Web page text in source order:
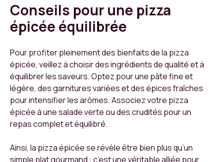
Conseils pour une pizza
épicée équilibrée
Pour profiter pleinement des bienfaits de la pizza
épicée, veillez à choisir des ingrédients de qualité et à
équilibrer les saveurs. Optez pour une pâte fine et
légère, des garnitures variées et des épices fraîches
pour intensifier les arômes. Associez votre pizza
épicée à une salade verte ou des crudités pour un
repas complet et équilibré.
Ainsi, la pizza épicée se révèle être bien plus qu’un
simple plat gourmand : c’est une véritable alliée pour